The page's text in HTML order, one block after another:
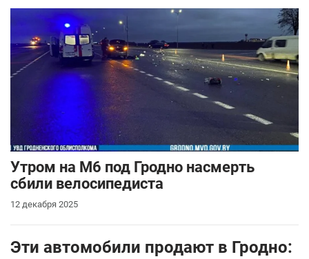
Утром на М6 под Гродно насмерть
сбили велосипедиста
12 декабря 2025
Эти автомобили продают в Гродно: